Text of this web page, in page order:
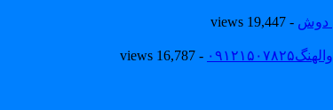
دوش - 19,447 views
- 16,787 views